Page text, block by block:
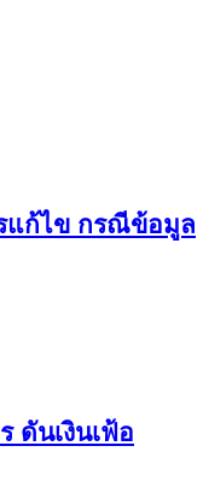
แก้ไข กรณีข้อมูล
ดันเงินเฟ้อ